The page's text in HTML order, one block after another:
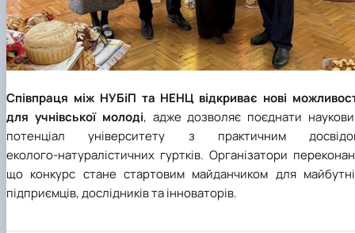
Співпраця між НУБіП та НЕНЦ відкриває нові
для учнівської молоді, адже дозволяє поєднати
потенціал університету з практичним
еколого‑натуралістичних гуртків. Організатори
що конкурс стане стартовим майданчиком для
підприємців, дослідників та інноваторів.